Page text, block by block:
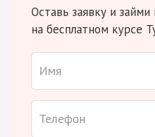
Оставь заявку и займи
на бесплатном курсе